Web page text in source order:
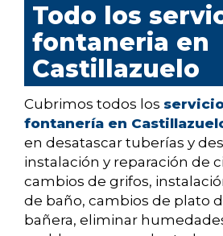
Todo los
fontaneria en
Castillazuelo
Cubrimos todos los
fontanería en
en desatascar tuberías y
instalación y reparación de
cambios de grifos,
de baño, cambios de plato
bañera, eliminar